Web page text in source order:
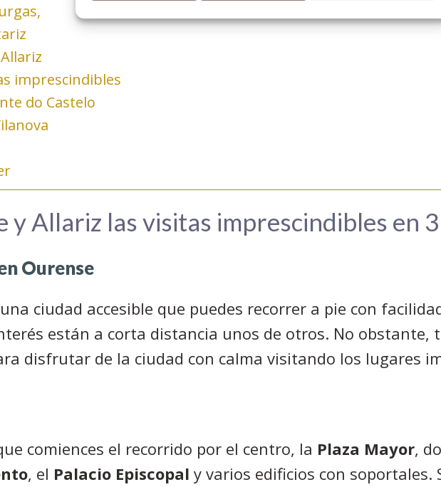
imprescindibles
do Castelo
y Allariz las visitas imprescindibles en
Ourense
ciudad accesible que puedes recorrer a pie con
están a corta distancia unos de otros. No obstante,
disfrutar de la ciudad con calma visitando los lugares
comiences el recorrido por el centro, la Plaza Mayor,
, el Palacio Episcopal y varios edificios con soportales.